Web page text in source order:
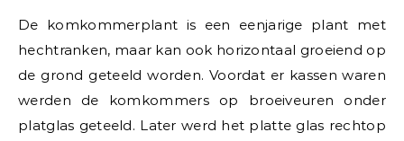
De komkommerplant is een eenjarige plant met
hechtranken, maar kan ook horizontaal groeiend op
de grond geteeld worden. Voordat er kassen waren
werden de komkommers op broeiveuren onder
platglas geteeld. Later werd het platte glas rechtop